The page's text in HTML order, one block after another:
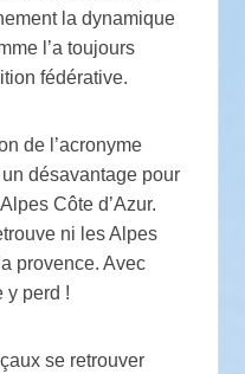
la dynamique
l’a toujours
fédérative.
de l’acronyme
désavantage pour
Côte d’Azur.
ni les Alpes
provence. Avec
y perd !
se retrouver